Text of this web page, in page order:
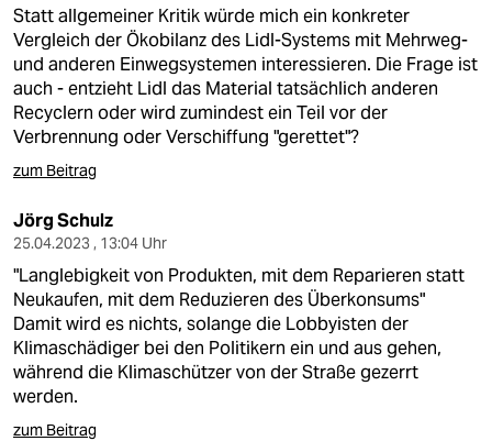
Statt allgemeiner Kritik würde mich ein konkreter
Vergleich der Ökobilanz des Lidl-Systems mit Mehrweg-
und anderen Einwegsystemen interessieren. Die Frage ist
auch - entzieht Lidl das Material tatsächlich anderen
Recyclern oder wird zumindest ein Teil vor der
Verbrennung oder Verschiffung "gerettet"?
zum Beitrag
Jörg Schulz
25.04.2023 , 13:04 Uhr
"Langlebigkeit von Produkten, mit dem Reparieren statt
Neukaufen, mit dem Reduzieren des Überkonsums"
Damit wird es nichts, solange die Lobbyisten der
Klimaschädiger bei den Politikern ein und aus gehen,
während die Klimaschützer von der Straße gezerrt
werden.
zum Beitrag